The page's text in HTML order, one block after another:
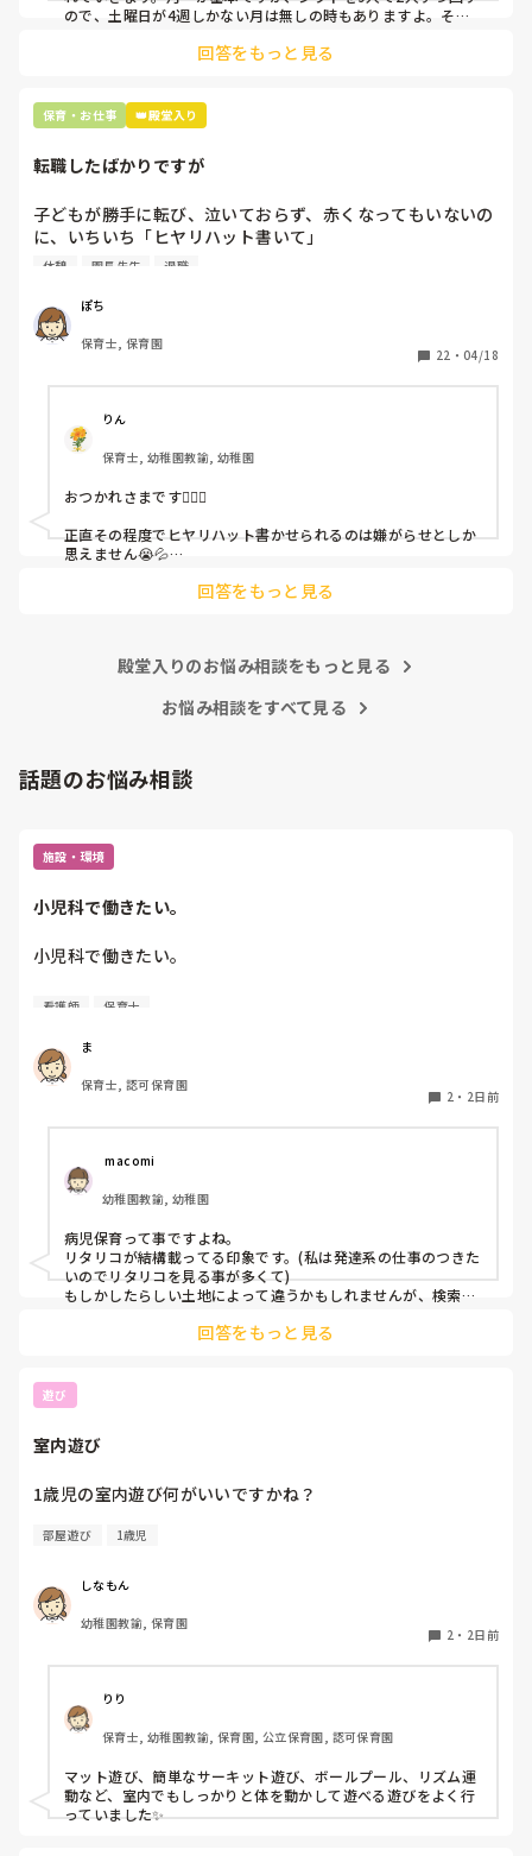
ので、土曜日が4週しかない月は無しの時もありますよ。その
て貰い、主任に報告してます。
回答をもっと見る
保育・お仕事 👑殿堂入り
転職したばかりですが
子どもが勝手に転び、泣いておらず、赤くなってもいないの
に、いちいち「ヒヤリハット書いて」
と書かされ
（そう言う本人は書かない）
しかも、上司に↑この内容でも
ちゃんと考えて対策を練って書き込むようにと。
呼ばれて一緒に対策を考えさせられること多数
これだけで30〜40分拘束されて辛いです
皆さんの園はどうですか?
休憩 園長先生 退職
ぽち
保育士, 保育園
22 ・ 04/18
りん
保育士, 幼稚園教諭, 幼稚園
おつかれさまです🙇🏻‍♀️
正直その程度でヒヤリハット書かせられるのは嫌がらせとしか
思えません😭💦
回答をもっと見る
殿堂入りのお悩み相談をもっと見る
お悩み相談をすべて見る
話題のお悩み相談
施設・環境
小児科で働きたい。
小児科で働きたい。
今は保育園勤務ですが、
本当は小児科で保育士として
働きたいです。
しかし、地方なのかそのような求人が
ほぼなく、ホームページなどもチェック
していますが見つかりません😭
もともと、看護師を目指していたのもあって、、
もちろん医療的なことができないのは
わかっていますが💦
看護師 保育士
ま
保育士, 認可保育園
2 ・ 2日前
macomi
幼稚園教諭, 幼稚園
病児保育って事ですよね。
リタリコが結構載ってる印象です。(私は発達系の仕事のつきた
いのでリタリコを見る事が多くて)
もしかしたらしい土地によって違うかもしれませんが、検索し
回答をもっと見る
遊び
室内遊び
1歳児の室内遊び何がいいですかね？
部屋遊び 1歳児
しなもん
幼稚園教諭, 保育園
2 ・ 2日前
りり
保育士, 幼稚園教諭, 保育園, 公立保育園, 認可保育園
マット遊び、簡単なサーキット遊び、ボールプール、リズム運
動など、室内でもしっかりと体を動かして遊べる遊びをよく行
っていました✨